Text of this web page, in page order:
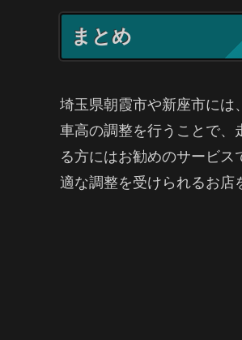
まとめ
埼玉県朝霞市や新座市には
車高の調整を行うことで、
る方にはお勧めのサービ
適な調整を受けられるお店